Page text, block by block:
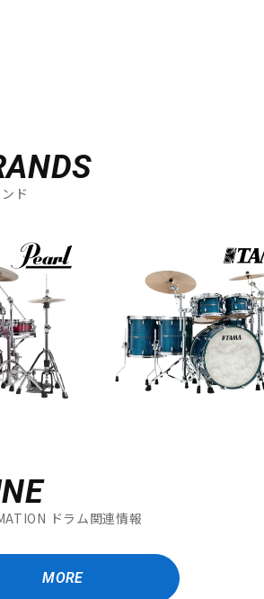
ド
ドラム関連情報
MORE